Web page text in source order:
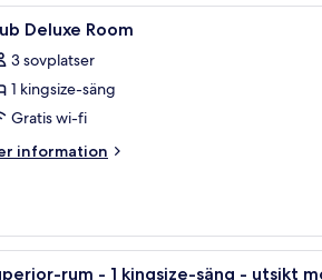
och mörkläggningsgardiner
7 Deluxe Room
3 sovplatser
1 kingsize-säng
Gratis wi-fi
information
utomhusmöbler och parasoller.
med utsikt över staden, en platt-TV och
Ett hotellrum
6 rum - 1 kingsize-säng - utsikt